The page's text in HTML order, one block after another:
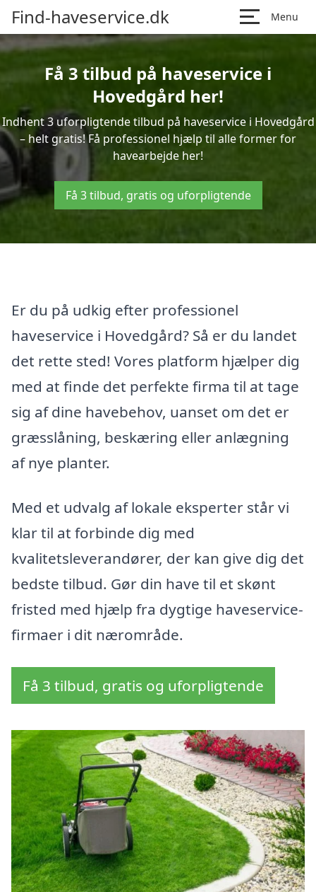
Find-haveservice.dk Menu
Få 3 tilbud på haveservice i
Hovedgård her!
Indhent 3 uforpligtende tilbud på haveservice i Hovedgård
– helt gratis! Få professionel hjælp til alle former for
havearbejde her!
Få 3 tilbud, gratis og uforpligtende
Er du på udkig efter professionel
haveservice i Hovedgård? Så er du landet
det rette sted! Vores platform hjælper dig
med at finde det perfekte firma til at tage
sig af dine havebehov, uanset om det er
græsslåning, beskæring eller anlægning
af nye planter.
Med et udvalg af lokale eksperter står vi
klar til at forbinde dig med
kvalitetsleverandører, der kan give dig det
bedste tilbud. Gør din have til et skønt
fristed med hjælp fra dygtige haveservice-
firmaer i dit nærområde.
Få 3 tilbud, gratis og uforpligtende